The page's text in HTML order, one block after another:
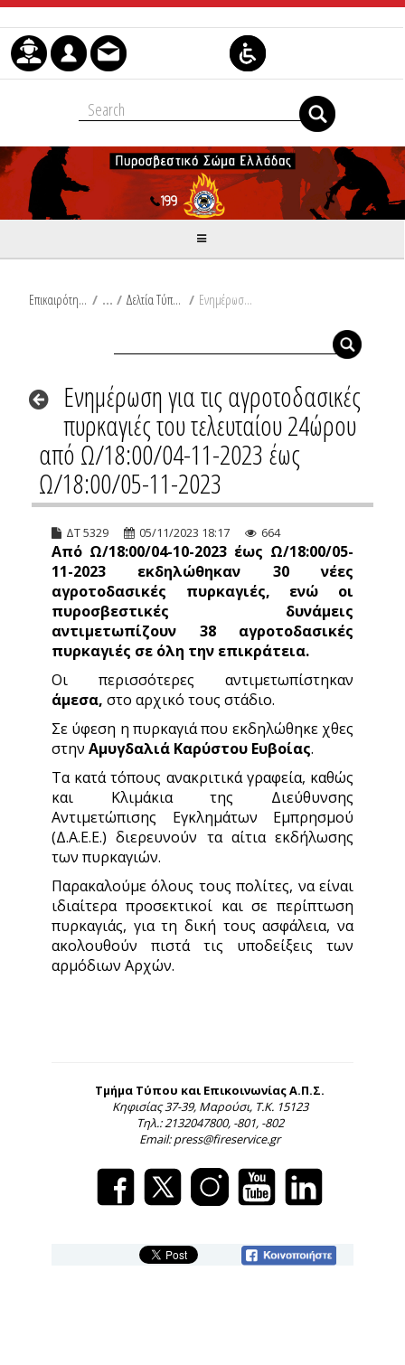
Μετάβαση στο περιεχόμενο
Επικαιρότητα / Δελτία Τύπου / Ενημέρωση για τις αγροτοδασικές πυρκαγιές του τελευταίου 24ώρου από Ω/18:00/04-11-2023 έως Ω/18:00/05-11-2023
Ενημέρωση για τις αγροτοδασικές
πυρκαγιές του τελευταίου 24ώρου
από Ω/18:00/04-11-2023 έως
Ω/18:00/05-11-2023
ΔΤ 5329 05/11/2023 18:17 664
Από Ω/18:00/04-10-2023 έως Ω/18:00/05-
11-2023 εκδηλώθηκαν 30 νέες
αγροτοδασικές πυρκαγιές, ενώ οι
πυροσβεστικές δυνάμεις
αντιμετωπίζουν 38 αγροτοδασικές
πυρκαγιές σε όλη την επικράτεια.
Οι περισσότερες αντιμετωπίστηκαν
άμεσα, στο αρχικό τους στάδιο.
Σε ύφεση η πυρκαγιά που εκδηλώθηκε χθες
στην Αμυγδαλιά Καρύστου Ευβοίας.
Τα κατά τόπους ανακριτικά γραφεία, καθώς
και Κλιμάκια της Διεύθυνσης
Αντιμετώπισης Εγκλημάτων Εμπρησμού
(Δ.Α.Ε.Ε.) διερευνούν τα αίτια εκδήλωσης
των πυρκαγιών.
Παρακαλούμε όλους τους πολίτες, να είναι
ιδιαίτερα προσεκτικοί και σε περίπτωση
πυρκαγιάς, για τη δική τους ασφάλεια, να
ακολουθούν πιστά τις υποδείξεις των
αρμόδιων Αρχών.
Τμήμα Τύπου και Επικοινωνίας Α.Π.Σ.
Κηφισίας 37-39, Μαρούσι, Τ.Κ. 15123
Τηλ.: 2132047800, -801, -802
Email: press@fireservice.gr